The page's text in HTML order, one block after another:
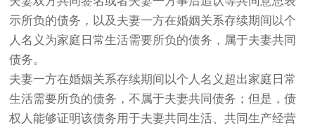
示所负的债务，以及夫妻一方在婚姻关系存续期间以个
人名义为家庭日常生活需要所负的债务，属于夫妻共同
债务。
夫妻一方在婚姻关系存续期间以个人名义超出家庭日常
生活需要所负的债务，不属于夫妻共同债务；但是，债
权人能够证明该债务用于夫妻共同生活、共同生产经营